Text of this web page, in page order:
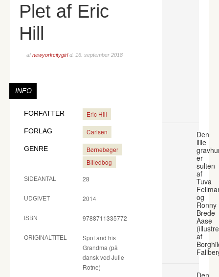
Plet af Eric
Hill
afnewyorkcitygirld. 16. september 2018
INFO
FORFATTER Eric Hill
FORLAG Carlsen
GENRE
Børnebøger
Billedbog
SIDEANTAL 28
UDGIVET 2014
ISBN 9788711335772
ORIGINALTITEL
Spot and his
Grandma (på
dansk ved Julie
Rotne)
Den
lille
er
sulten
af
Tuva
og
Ronny
Brede
Aase
af
Den